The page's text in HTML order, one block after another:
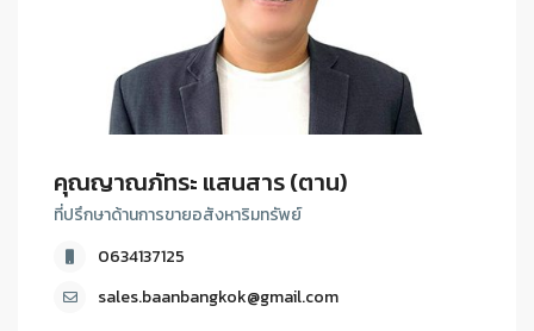
คุณญาณภัทระ แสนสาร (ตาน)
ที่ปรึกษาด้านการขายอสังหาริมทรัพย์
0634137125
sales.baanbangkok@gmail.com